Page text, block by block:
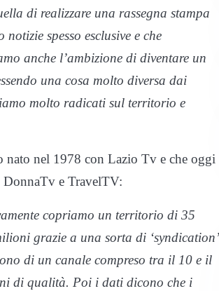
di realizzare una rassegna stampa
spesso esclusive e che
anche l’ambizione di diventare un
una cosa molto diversa dai
molto radicati sul territorio e
nato nel 1978 con Lazio Tv e che oggi
e TravelTV:
copriamo un territorio di 35
grazie a una sorta di ‘syndication’
di un canale compreso tra il 10 e il
di qualità. Poi i dati dicono che i